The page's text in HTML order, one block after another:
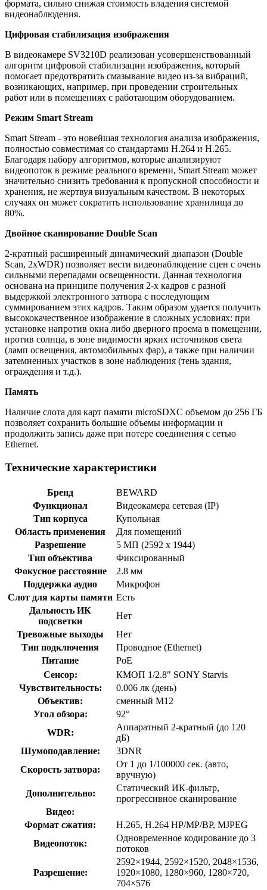
формата, сильно снижая стоимость владения системой
видеонаблюдения.
Цифровая стабилизация изображения
В видеокамере SV3210D реализован усовершенствованный
алгоритм цифровой стабилизации изображения, который
помогает предотвратить смазывание видео из-за вибраций,
возникающих, например, при проведении строительных
работ или в помещениях с работающим оборудованием.
Режим Smart Stream
Smart Stream - это новейшая технология анализа изображения,
полностью совместимая со стандартами H.264 и H.265.
Благодаря набору алгоритмов, которые анализируют
видеопоток в режиме реального времени, Smart Stream может
значительно снизить требования к пропускной способности и
хранения, не жертвуя визуальным качеством. В некоторых
случаях он может сократить использование хранилища до
80%.
Двойное сканирование Double Scan
2-кратный расширенный динамический диапазон (Double
Scan, 2xWDR) позволяет вести видеонаблюдение сцен с очень
сильными перепадами освещенности. Данная технология
основана на принципе получения 2-х кадров с разной
выдержкой электронного затвора с последующим
суммированием этих кадров. Таким образом удается получить
высококачественное изображение в сложных условиях: при
установке напротив окна либо дверного проема в помещении,
против солнца, в зоне видимости ярких источников света
(ламп освещения, автомобильных фар), а также при наличии
затемненных участков в зоне наблюдения (тень здания,
ограждения и т.д.).
Память
Наличие слота для карт памяти microSDXC объемом до 256 ГБ
позволяет сохранить большие объемы информации и
продолжить запись даже при потере соединения с сетью
Ethernet.
Технические характеристики
Бренд
BEWARD
Функционал
Видеокамера сетевая (IP)
Тип корпуса
Купольная
Область применения
Для помещений
Разрешение
5 МП (2592 x 1944)
Тип объектива
Фиксированный
Фокусное расстояние
2.8 мм
Поддержка аудио
Микрофон
Слот для карты памяти Есть
Дальность ИК
подсветки
Нет
Тревожные выходы
Нет
Тип подключения
Проводное (Ethernet)
Питание
PoE
Сенсор:
КМОП 1/2.8" SONY Starvis
Чувствительность:
0.006 лк (день)
Объектив:
сменный M12
Угол обзора:
92°
WDR:
Аппаратный 2-кратный (до 120
дБ)
Шумоподавление:
3DNR
Скорость затвора:
От 1 до 1/100000 сек. (авто,
вручную)
Дополнительно:
Статический ИК-фильтр,
прогрессивное сканирование
Видео:
Формат сжатия:
H.265, H.264 HP/MP/BP, MJPEG
Видеопоток:
Одновременное кодирование до 3
потоков
Разрешение:
2592×1944, 2592×1520, 2048×1536,
1920×1080, 1280×960, 1280×720,
704×576